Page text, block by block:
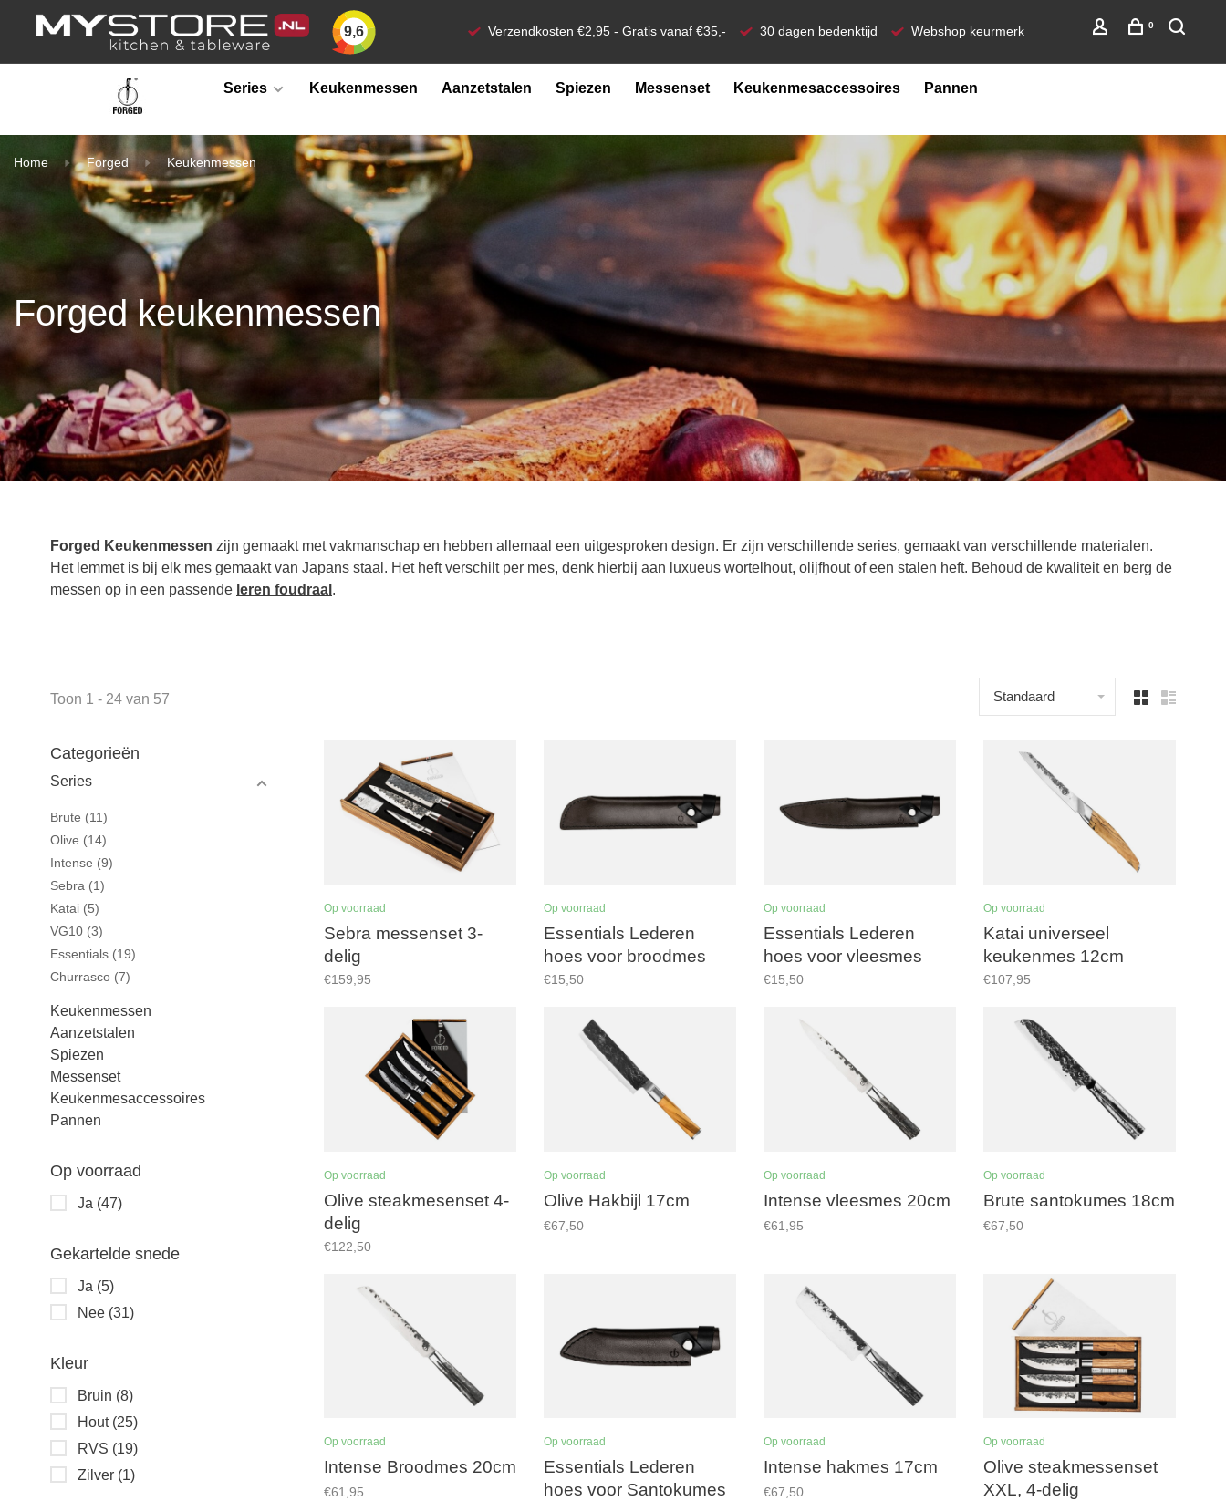
9,6 Verzendkosten €2,95 - Gratis vanaf €35,- 30 dagen bedenktijd Webshop keurmerk 0
Series Keukenmessen Aanzetstalen Spiezen Messenset Keukenmesaccessoires Pannen
Home Forged Keukenmessen
Forged keukenmessen
Forged Keukenmessen zijn gemaakt met vakmanschap en hebben allemaal een uitgesproken design. Er zijn verschillende series, gemaakt van verschillende materialen.
Het lemmet is bij elk mes gemaakt van Japans staal. Het heft verschilt per mes, denk hierbij aan luxueus wortelhout, olijfhout of een stalen heft. Behoud de kwaliteit en berg de
messen op in een passende leren foudraal .
Toon 1 - 24 van 57 Standaard
Categorieën
Series
Brute (11)
Olive (14)
Intense (9)
Sebra (1)
Katai (5)
VG10 (3)
Essentials (19)
Churrasco (7)
Keukenmessen
Aanzetstalen
Spiezen
Messenset
Keukenmesaccessoires
Pannen
Op voorraad
Ja (47)
Gekartelde snede
Ja (5)
Nee (31)
Kleur
Bruin (8)
Hout (25)
RVS (19)
Zilver (1)
Op voorraad
Sebra messenset 3-
delig
€159,95
Op voorraad
Essentials Lederen
hoes voor broodmes
€15,50
Op voorraad
Essentials Lederen
hoes voor vleesmes
€15,50
Op voorraad
Katai universeel
keukenmes 12cm
€107,95
Op voorraad
Olive steakmesenset 4-
delig
€122,50
Op voorraad
Olive Hakbijl 17cm
€67,50
Op voorraad
Intense vleesmes 20cm
€61,95
Op voorraad
Brute santokumes 18cm
€67,50
Op voorraad
Intense Broodmes 20cm
€61,95
Op voorraad
Essentials Lederen
hoes voor Santokumes
Op voorraad
Intense hakmes 17cm
€67,50
Op voorraad
Olive steakmessenset
XXL, 4-delig